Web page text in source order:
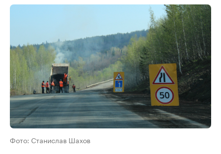
Фото: Станислав Шахов